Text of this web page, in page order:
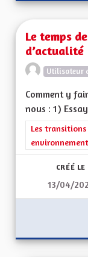
Le temps
d’actualité
Utilisateur
Comment y
nous : 1)
Filtrer les
Les
CRÉÉ LE
13/04/